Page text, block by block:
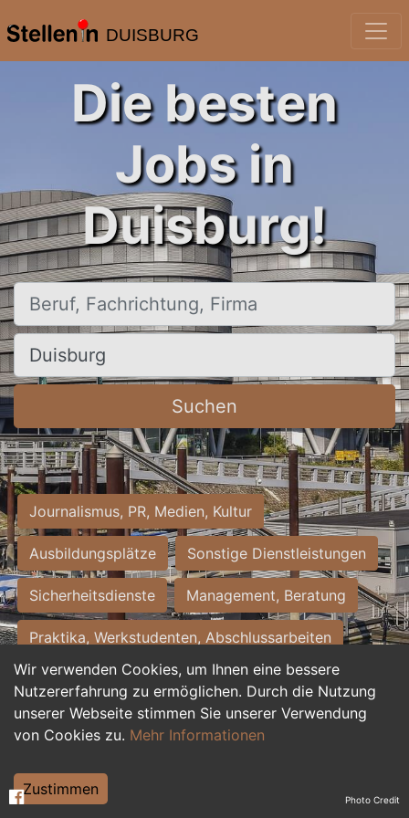
DUISBURG
Wir verwenden Cookies, um Ihnen eine bessere
Nutzererfahrung zu ermöglichen. Durch die Nutzung
unserer Webseite stimmen Sie unserer Verwendung
von Cookies zu. Mehr Informationen
Zustimmen
Die besten
Jobs in
Duisburg!
Beruf, Fachrichtung, Firma
Ort, Stadt
Suchen
Journalismus, PR, Medien, Kultur
Ausbildungsplätze Sonstige Dienstleistungen
Sicherheitsdienste Management, Beratung
Praktika, Werkstudenten, Abschlussarbeiten
Personalwesen Assistenz, Sekretariat
Hilfskräfte, Aushilfs- und Nebenjobs
Weiterbildung, Studium, duale Ausbildung Photo Credit